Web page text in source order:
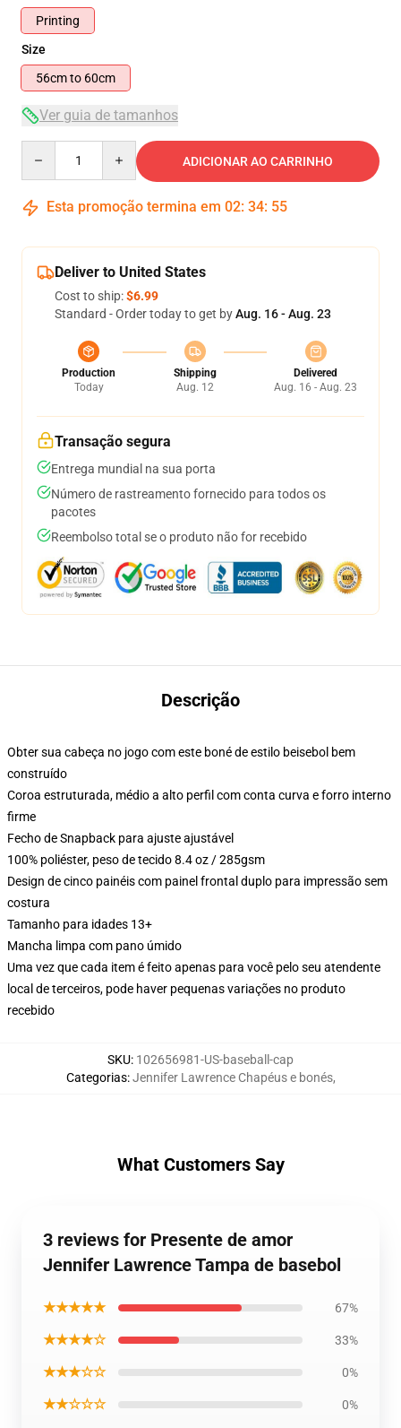
Printing
Size
56cm to 60cm
Ver guia de tamanhos
ADICIONAR AO CARRINHO
Esta promoção termina em 02: 34: 54
Deliver to United States
Cost to ship:$6.99
Standard - Order today to get byAug. 16 - Aug. 23
Production
Today
Shipping
Aug. 12
Delivered
Aug. 16 - Aug. 23
Transação segura
Entrega mundial na sua porta
Número de rastreamento fornecido para todos os
pacotes
Reembolso total se o produto não for recebido
Descrição
Obter sua cabeça no jogo com este boné de estilo beisebol bem
construído
Coroa estruturada, médio a alto perfil com conta curva e forro interno
firme
Fecho de Snapback para ajuste ajustável
100% poliéster, peso de tecido 8.4 oz / 285gsm
Design de cinco painéis com painel frontal duplo para impressão sem
costura
Tamanho para idades 13+
Mancha limpa com pano úmido
Uma vez que cada item é feito apenas para você pelo seu atendente
local de terceiros, pode haver pequenas variações no produto
recebido
SKU: 102656981-US-baseball-cap
Categorias:Jennifer Lawrence Chapéus e bonés,
What Customers Say
3 reviews for Presente de amor
Jennifer Lawrence Tampa de basebol
★★★★★ 67%
★★★★☆ 33%
★★★☆☆ 0%
★★☆☆☆ 0%